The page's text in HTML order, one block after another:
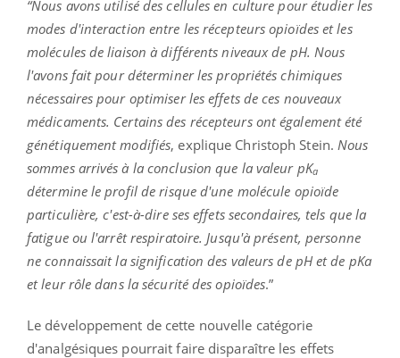
“Nous avons utilisé des cellules en culture pour étudier les
modes d'interaction entre les récepteurs opioïdes et les
molécules de liaison à différents niveaux de pH. Nous
l'avons fait pour déterminer les propriétés chimiques
nécessaires pour optimiser les effets de ces nouveaux
médicaments. Certains des récepteurs ont également été
génétiquement modifiés, explique Christoph Stein. Nous
sommes arrivés à la conclusion que la valeur pKa
détermine le profil de risque d'une molécule opioïde
particulière, c'est-à-dire ses effets secondaires, tels que la
fatigue ou l'arrêt respiratoire. Jusqu'à présent, personne
ne connaissait la signification des valeurs de pH et de pKa
et leur rôle dans la sécurité des opioïdes.”
Le développement de cette nouvelle catégorie
d'analgésiques pourrait faire disparaître les effets